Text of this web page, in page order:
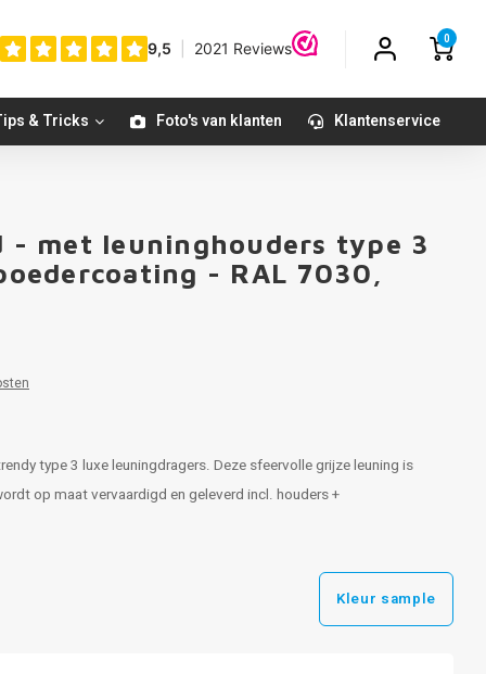
0
& Tricks Foto's van klanten Klantenservice
met leuninghouders type 3
- RAL 7030,
type 3 luxe leuningdragers. Deze sfeervolle grijze leuning is
op maat vervaardigd en geleverd incl. houders +
Kleur sample